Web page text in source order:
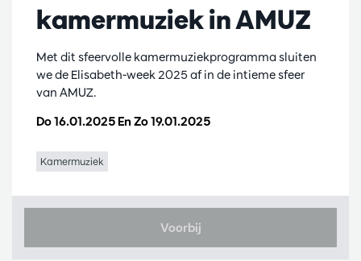
kamermuziek in AMUZ
Do 16.01.2025 EnZo 19.01.2025
Met dit sfeervolle kamermuziekprogramma sluiten
we de Elisabeth-week 2025 af in de intieme sfeer
van AMUZ.
Kamermuziek
Voorbij